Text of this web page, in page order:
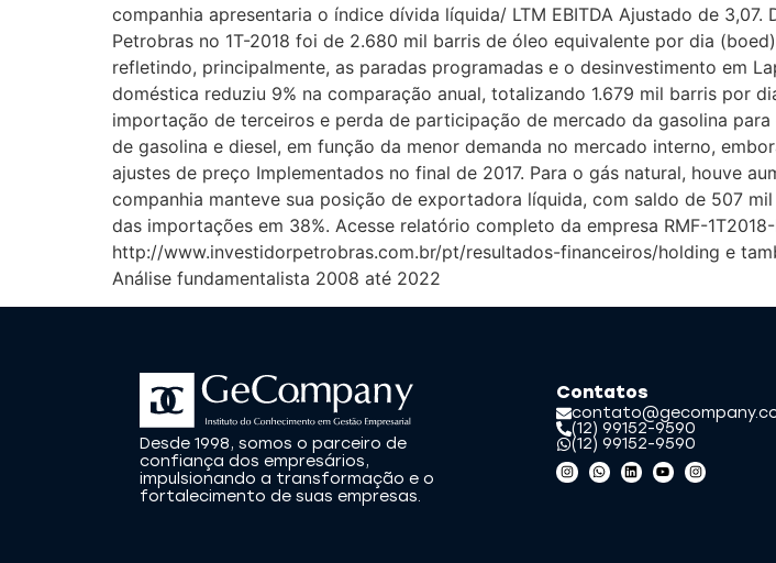
companhia apresentaria o índice dívida líquida/ LTM EBITDA Ajustado de
Petrobras no 1T-2018 foi de 2.680 mil barris de óleo equivalente por dia
refletindo, principalmente, as paradas programadas e o desinvestimento em
doméstica reduziu 9% na comparação anual, totalizando 1.679 mil barris por
importação de terceiros e perda de participação de mercado da gasolina
de gasolina e diesel, em função da menor demanda no mercado interno,
ajustes de preço Implementados no final de 2017. Para o gás natural, houve
companhia manteve sua posição de exportadora líquida, com saldo de 507
das importações em 38%. Acesse relatório completo da empresa RMF-
http://www.investidorpetrobras.com.br/pt/resultados-financeiros/holding e
Análise fundamentalista 2008 até 2022
Desde 1998, somos o parceiro de
confiança dos empresários,
impulsionando a transformação e o
fortalecimento de suas empresas.
Contatos
(12) 99152-9590
(12) 99152-9590